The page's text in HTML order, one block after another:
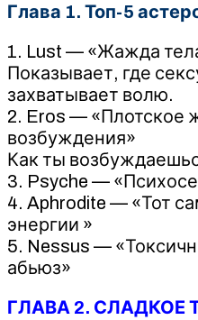
Глава 1. Топ-5
1. Lust — «Жажда
Показывает, где
захватывает волю.
2. Eros — «Плотское
возбуждения»
Как ты
3. Psyche —
4. Aphrodite — «Тот
энергии »
5. Nessus —
абьюз»
ГЛАВА 2. СЛАДКОЕ